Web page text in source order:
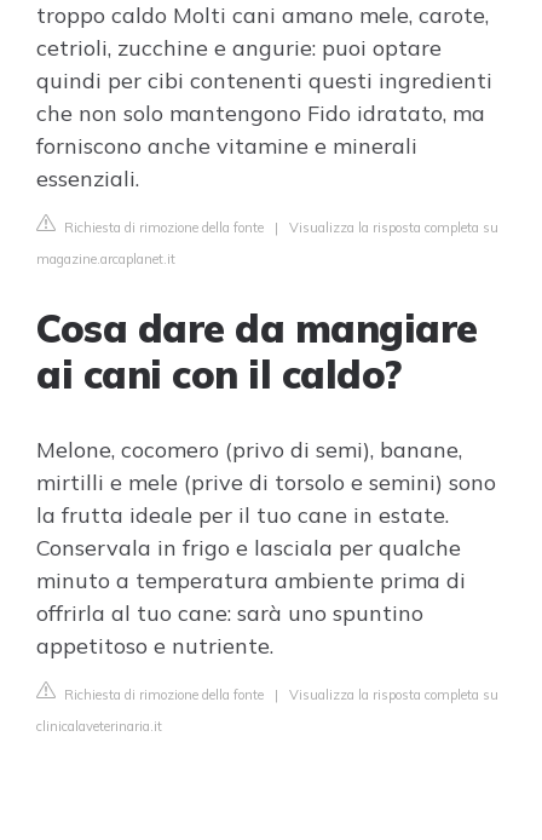
troppo caldo Molti cani amano mele, carote,
cetrioli, zucchine e angurie: puoi optare
quindi per cibi contenenti questi ingredienti
che non solo mantengono Fido idratato, ma
forniscono anche vitamine e minerali
essenziali.
Richiesta di rimozione della fonte | Visualizza la risposta completa su
magazine.arcaplanet.it
Cosa dare da mangiare
ai cani con il caldo?
Melone, cocomero (privo di semi), banane,
mirtilli e mele (prive di torsolo e semini) sono
la frutta ideale per il tuo cane in estate.
Conservala in frigo e lasciala per qualche
minuto a temperatura ambiente prima di
offrirla al tuo cane: sarà uno spuntino
appetitoso e nutriente.
Richiesta di rimozione della fonte | Visualizza la risposta completa su
clinicalaveterinaria.it